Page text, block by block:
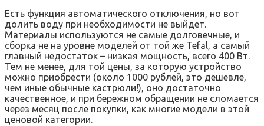
Есть функция автоматического отключения, но вот
долить воду при необходимости не выйдет.
Материалы используются не самые долговечные, и
сборка не на уровне моделей от той же Tefal, а самый
главный недостаток – низкая мощность, всего 400 Вт.
Тем не менее, для той цены, за которую устройство
можно приобрести (около 1000 рублей, это дешевле,
чем иные обычные кастрюли!), оно достаточно
качественное, и при бережном обращении не сломается
через месяц после покупки, как многие модели в этой
ценовой категории.